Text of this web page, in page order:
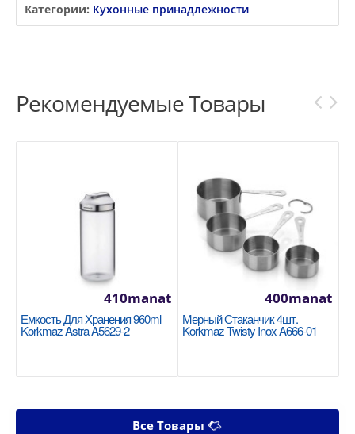
Категории: Кухонные принадлежности
Рекомендуемые Товары
Емкость Для Хранения 960ml
Korkmaz Astra A5629-2
410manat
Мерный Стаканчик 4шт.
Korkmaz Twisty Inox A666-01
400manat
Все Товары